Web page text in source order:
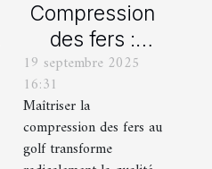
Compression
des fers :
comment
obtenir des
frappes plus
solides ?
19 septembre 2025
16:31
Maîtriser la
compression des fers au
golf transforme